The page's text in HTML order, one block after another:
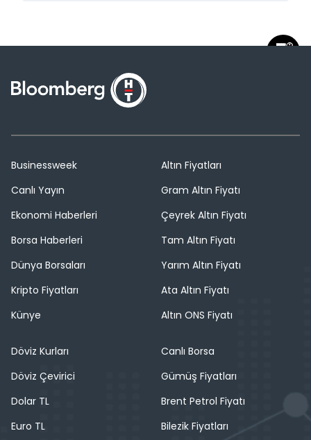
Businessweek
Canlı Yayın
Ekonomi Haberleri
Borsa Haberleri
Dünya Borsaları
Kripto Fiyatları
Künye
Altın Fiyatları
Gram Altın Fiyatı
Çeyrek Altın Fiyatı
Tam Altın Fiyatı
Yarım Altın Fiyatı
Ata Altın Fiyatı
Altın ONS Fiyatı
Döviz Kurları
Döviz Çevirici
Dolar TL
Euro TL
Canlı Borsa
Gümüş Fiyatları
Brent Petrol Fiyatı
Bilezik Fiyatları